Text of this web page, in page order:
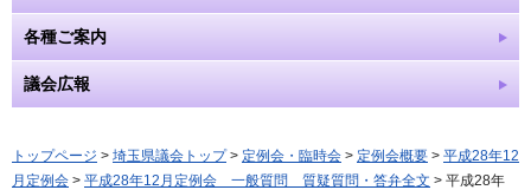
各種ご案内
議会広報
トップページ > 埼玉県議会トップ> 定例会・臨時会 > 定例会概要 > 平成28年12
月定例会 > 平成28年12月定例会 一般質問 質疑質問・答弁全文 > 平成28年